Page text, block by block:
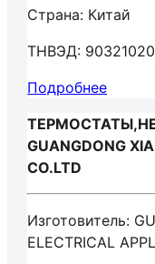
Страна: Китай
ТНВЭД:
Подробнее
GUANGDONG
CO.LTD
Изготовитель:
ELECTRICAL